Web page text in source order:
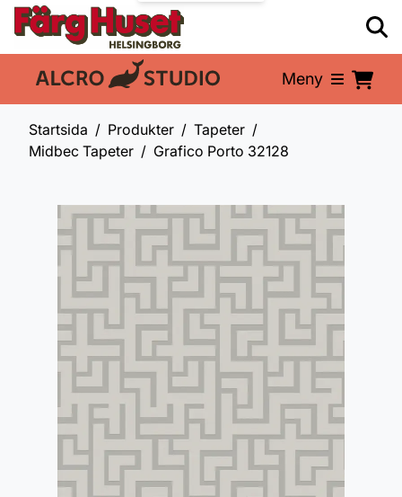
En del av: Meny
Startsida Produkter
Tapeter
Midbec Tapeter
Grafico Porto 32128